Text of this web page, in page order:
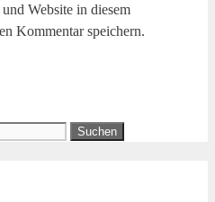
Website in diesem
Kommentar speichern.